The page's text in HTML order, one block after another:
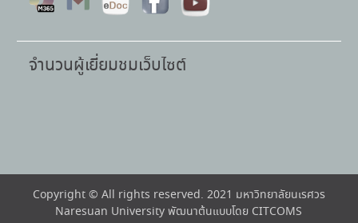
จำนวนผู้เยี่ยมชมเว็บไซต์
Copyright © All rights reserved. 2021 มหาวิทยาลัยนเรศวร
Naresuan University พัฒนาต้นแบบโดย CITCOMS